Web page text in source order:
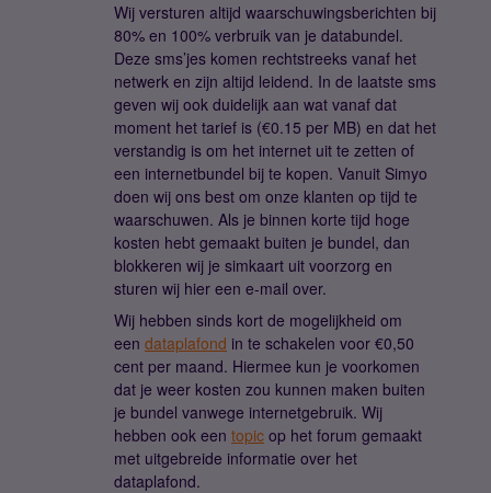
Wij versturen altijd waarschuwingsberichten bij
80% en 100% verbruik van je databundel.
Deze sms’jes komen rechtstreeks vanaf het
netwerk en zijn altijd leidend. In de laatste sms
geven wij ook duidelijk aan wat vanaf dat
moment het tarief is (€0.15 per MB) en dat het
verstandig is om het internet uit te zetten of
een internetbundel bij te kopen. Vanuit Simyo
doen wij ons best om onze klanten op tijd te
waarschuwen. Als je binnen korte tijd hoge
kosten hebt gemaakt buiten je bundel, dan
blokkeren wij je simkaart uit voorzorg en
sturen wij hier een e-mail over.
Wij hebben sinds kort de mogelijkheid om
een dataplafond in te schakelen voor €0,50
cent per maand. Hiermee kun je voorkomen
dat je weer kosten zou kunnen maken buiten
je bundel vanwege internetgebruik. Wij
hebben ook een topic op het forum gemaakt
met uitgebreide informatie over het
dataplafond.